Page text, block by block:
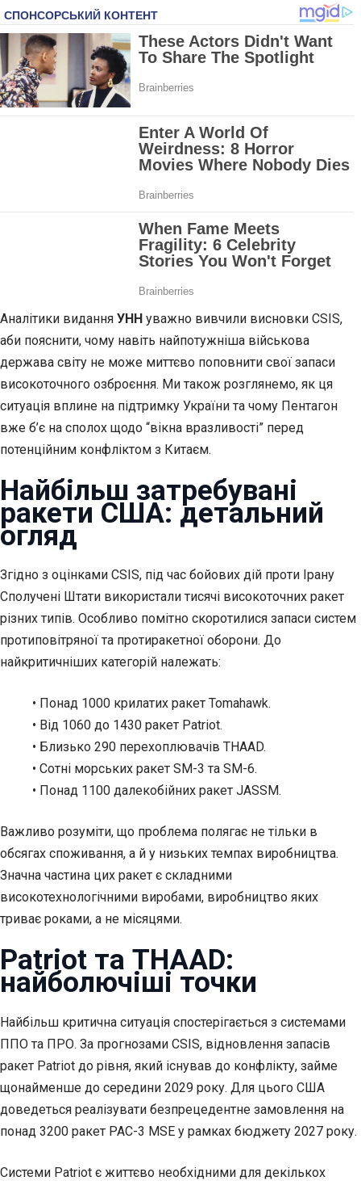
Аналітики видання УНН уважно вивчили висновки CSIS,
аби пояснити, чому навіть найпотужніша військова
держава світу не може миттєво поповнити свої запаси
високоточного озброєння. Ми також розглянемо, як ця
ситуація вплине на підтримку України та чому Пентагон
вже б’є на сполох щодо “вікна вразливості” перед
потенційним конфліктом з Китаєм.
Найбільш затребувані
ракети США: детальний
огляд
Згідно з оцінками CSIS, під час бойових дій проти Ірану
Сполучені Штати використали тисячі високоточних ракет
різних типів. Особливо помітно скоротилися запаси систем
протиповітряної та протиракетної оборони. До
найкритичніших категорій належать:
• Понад 1000 крилатих ракет Tomahawk.
• Від 1060 до 1430 ракет Patriot.
• Близько 290 перехоплювачів THAAD.
• Сотні морських ракет SM-3 та SM-6.
• Понад 1100 далекобійних ракет JASSM.
Важливо розуміти, що проблема полягає не тільки в
обсягах споживання, а й у низьких темпах виробництва.
Значна частина цих ракет є складними
високотехнологічними виробами, виробництво яких
триває роками, а не місяцями.
Patriot та THAAD:
найболючіші точки
Найбільш критична ситуація спостерігається з системами
ППО та ПРО. За прогнозами CSIS, відновлення запасів
ракет Patriot до рівня, який існував до конфлікту, займе
щонайменше до середини 2029 року. Для цього США
доведеться реалізувати безпрецедентне замовлення на
понад 3200 ракет PAC-3 MSE у рамках бюджету 2027 року.
Системи Patriot є життєво необхідними для декількох